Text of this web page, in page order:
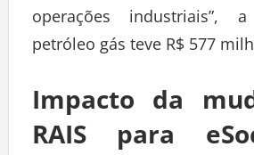
operações industriais”,
petróleo gás teve R$ 577
Impacto da
RAIS para